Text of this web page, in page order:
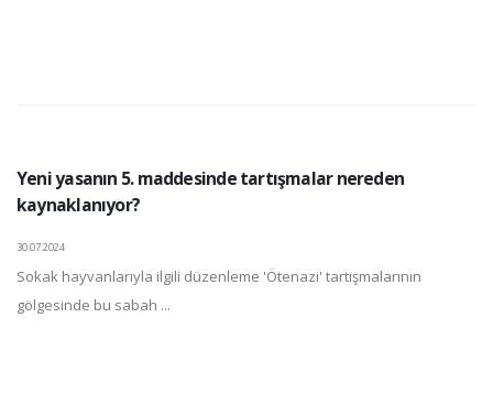
Yeni yasanın 5. maddesinde tartışmalar nereden
kaynaklanıyor?
30.07.2024
Sokak hayvanlarıyla ilgili düzenleme 'Ötenazi' tartışmalarının
gölgesinde bu sabah ...